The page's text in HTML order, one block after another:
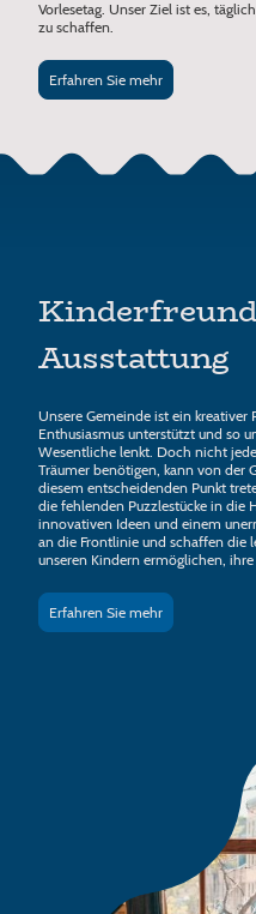
Vorlesetag. Unser Ziel ist es,
zu schaffen.
Erfahren Sie mehr
Ausstattung
Unsere Gemeinde ist ein kreativer
Enthusiasmus unterstützt und so
Wesentliche lenkt. Doch nicht
Träumer benötigen, kann von der
diesem entscheidenden Punkt
die fehlenden Puzzlestücke in die
innovativen Ideen und einem
an die Frontlinie und schaffen die
unseren Kindern ermöglichen,
Erfahren Sie mehr